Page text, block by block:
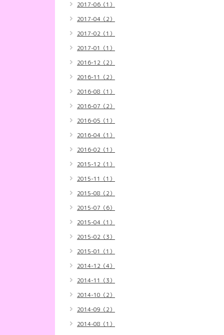
2017-06（1）
2017-04（2）
2017-02（1）
2017-01（1）
2016-12（2）
2016-11（2）
2016-08（1）
2016-07（2）
2016-05（1）
2016-04（1）
2016-02（1）
2015-12（1）
2015-11（1）
2015-08（2）
2015-07（6）
2015-04（1）
2015-02（3）
2015-01（1）
2014-12（4）
2014-11（3）
2014-10（2）
2014-09（2）
2014-08（1）